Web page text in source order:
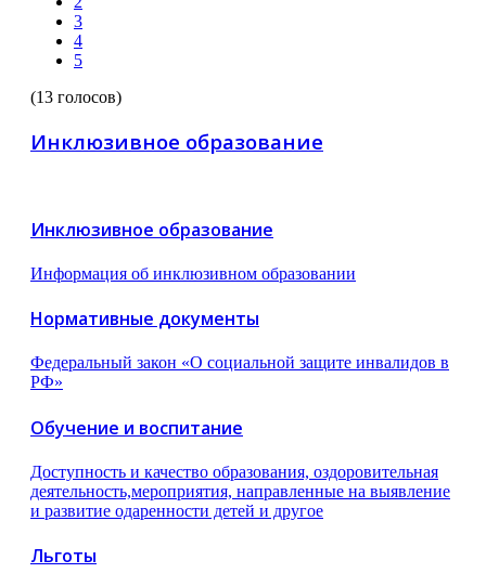
3
4
5
(13 голосов)
Инклюзивное образование
Инклюзивное образование
Информация об инклюзивном образовании
Нормативные документы
Федеральный закон «О социальной защите инвалидов в
РФ»
Обучение и воспитание
Доступность и качество образования, оздоровительная
деятельность,мероприятия, направленные на выявление
и развитие одаренности детей и другое
Льготы